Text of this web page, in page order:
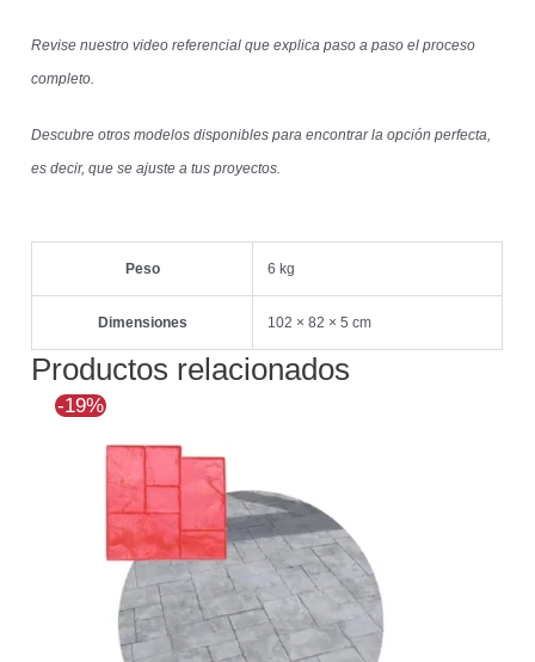
Revise nuestro video referencial que explica paso a paso el proceso
completo.
Descubre otros modelos disponibles para encontrar la opción perfecta,
es decir, que se ajuste a tus proyectos.
Peso 6 kg
Dimensiones 102 × 82 × 5 cm
Productos relacionados
-19%
original
era:
$139.607.
es:
$113.255.